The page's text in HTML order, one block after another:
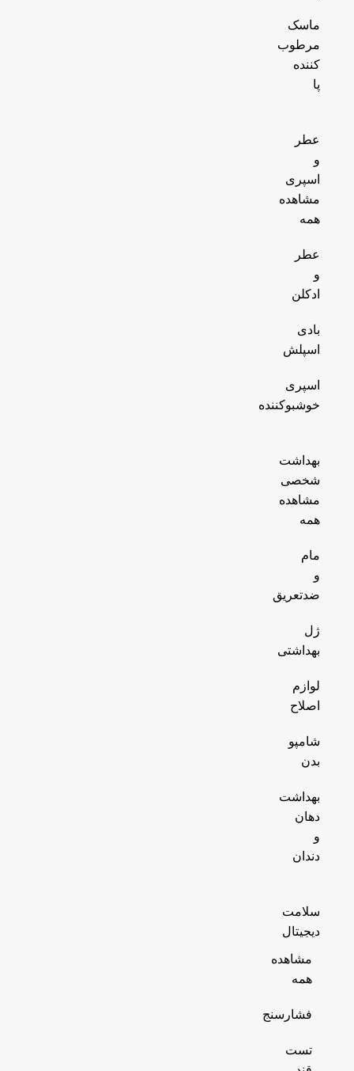
ماسک
مرطوب
کننده
پا
عطر
و
اسپری
مشاهده
همه
عطر
و
ادکلن
بادی
اسپلش
اسپری
خوشبوکننده
بهداشت
شخصی
مشاهده
همه
مام
و
ضدتعریق
ژل
بهداشتی
لوازم
اصلاح
شامپو
بدن
بهداشت
دهان
و
دندان
سلامت
دیجیتال
مشاهده
همه
فشارسنج
تست